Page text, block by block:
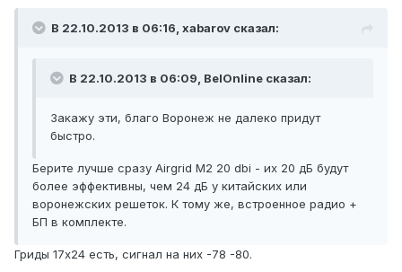
В 22.10.2013 в 06:16, xabarov сказал:
В 22.10.2013 в 06:09, BelOnline сказал:
Закажу эти, благо Воронеж не далеко придут
быстро.
Берите лучше сразу Airgrid M2 20 dbi - их 20 дБ будут
более эффективны, чем 24 дБ у китайских или
воронежских решеток. К тому же, встроенное радио +
БП в комплекте.
Гриды 17x24 есть, сигнал на них -78 -80.